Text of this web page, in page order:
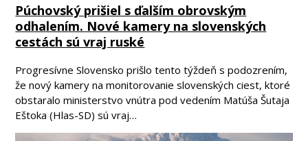
Púchovský prišiel s ďalším obrovským
odhalením. Nové kamery na slovenských
cestách sú vraj ruské
Progresívne Slovensko prišlo tento týždeň s podozrením,
že nový kamery na monitorovanie slovenských ciest, ktoré
obstaralo ministerstvo vnútra pod vedením Matúša Šutaja
Eštoka (Hlas-SD) sú vraj…